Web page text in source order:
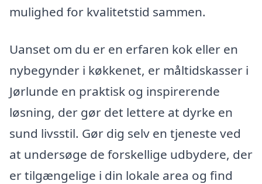
mulighed for kvalitetstid sammen.
Uanset om du er en erfaren kok eller en
nybegynder i køkkenet, er måltidskasser i
Jørlunde en praktisk og inspirerende
løsning, der gør det lettere at dyrke en
sund livsstil. Gør dig selv en tjeneste ved
at undersøge de forskellige udbydere, der
er tilgængelige i din lokale area og find